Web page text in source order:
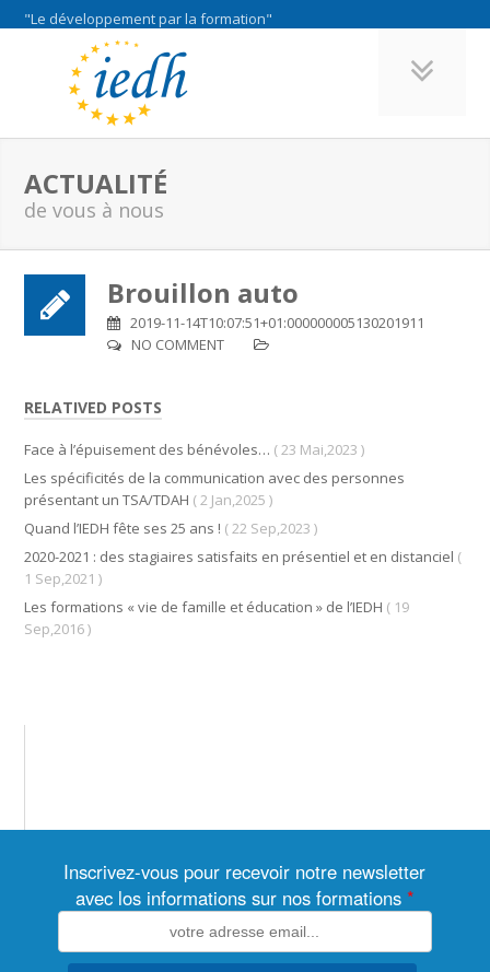
"Le développement par la formation"
ACTUALITÉ
de vous à nous
Brouillon auto
2019-11-14T10:07:51+01:000000005130201911
NO COMMENT
RELATIVED POSTS
Face à l’épuisement des bénévoles… ( 23 Mai,2023 )
Les spécificités de la communication avec des personnes
présentant un TSA/TDAH ( 2 Jan,2025 )
Quand l’IEDH fête ses 25 ans ! ( 22 Sep,2023 )
2020-2021 : des stagiaires satisfaits en présentiel et en distanciel (
1 Sep,2021 )
Les formations « vie de famille et éducation » de l’IEDH ( 19
Sep,2016 )
Inscrivez-vous pour recevoir notre newsletter
avec los informations sur nos formations *